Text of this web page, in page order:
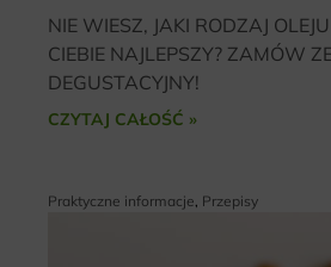
NIE WIESZ, JAKI RODZAJ
CIEBIE NAJLEPSZY? ZAMÓW
DEGUSTACYJNY!
CZYTAJ CAŁOŚĆ »
Praktyczne informacje, Przepisy